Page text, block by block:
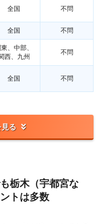
全国 不問
全国 不問
、中部、
西、九州
不問
全国 不問
る
栃木（宇都宮な
トは多数